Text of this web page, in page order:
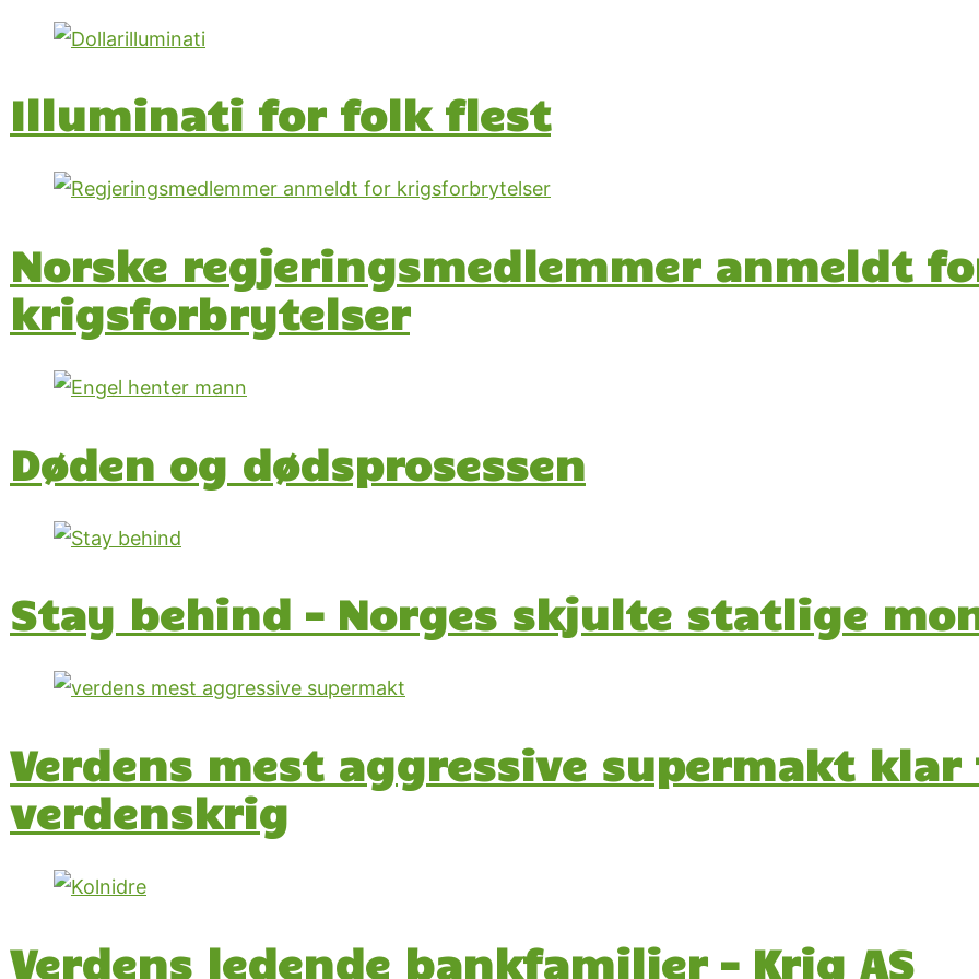
Illuminati for folk flest
Norske regjeringsmedlemmer anmeldt
krigsforbrytelser
Døden og dødsprosessen
Stay behind – Norges skjulte statlige
Verdens mest aggressive supermakt
verdenskrig
Verdens ledende bankfamilier – Krig AS